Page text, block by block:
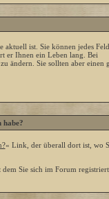
ist. Sie können jedes
er Ihnen ein Leben lang. Bei
ändern. Sie sollten aber einen
habe?
« Link, der überall dort ist, wo
Sie sich im Forum